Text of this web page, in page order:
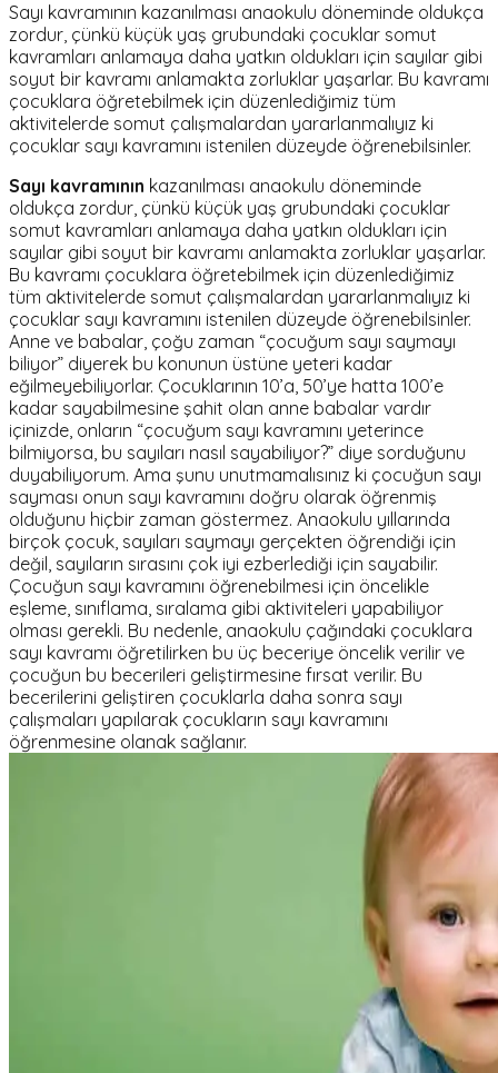
Sayı kavramının kazanılması anaokulu döneminde oldukça
zordur, çünkü küçük yaş grubundaki çocuklar somut
kavramları anlamaya daha yatkın oldukları için sayılar gibi
soyut bir kavramı anlamakta zorluklar yaşarlar. Bu kavramı
çocuklara öğretebilmek için düzenlediğimiz tüm
aktivitelerde somut çalışmalardan yararlanmalıyız ki
çocuklar sayı kavramını istenilen düzeyde öğrenebilsinler.
Sayı kavramının kazanılması anaokulu döneminde
oldukça zordur, çünkü küçük yaş grubundaki çocuklar
somut kavramları anlamaya daha yatkın oldukları için
sayılar gibi soyut bir kavramı anlamakta zorluklar yaşarlar.
Bu kavramı çocuklara öğretebilmek için düzenlediğimiz
tüm aktivitelerde somut çalışmalardan yararlanmalıyız ki
çocuklar sayı kavramını istenilen düzeyde öğrenebilsinler.
Anne ve babalar, çoğu zaman “çocuğum sayı saymayı
biliyor” diyerek bu konunun üstüne yeteri kadar
eğilmeyebiliyorlar. Çocuklarının 10’a, 50’ye hatta 100’e
kadar sayabilmesine şahit olan anne babalar vardır
içinizde, onların “çocuğum sayı kavramını yeterince
bilmiyorsa, bu sayıları nasıl sayabiliyor?” diye sorduğunu
duyabiliyorum. Ama şunu unutmamalısınız ki çocuğun sayı
sayması onun sayı kavramını doğru olarak öğrenmiş
olduğunu hiçbir zaman göstermez. Anaokulu yıllarında
birçok çocuk, sayıları saymayı gerçekten öğrendiği için
değil, sayıların sırasını çok iyi ezberlediği için sayabilir.
Çocuğun sayı kavramını öğrenebilmesi için öncelikle
eşleme, sınıflama, sıralama gibi aktiviteleri yapabiliyor
olması gerekli. Bu nedenle, anaokulu çağındaki çocuklara
sayı kavramı öğretilirken bu üç beceriye öncelik verilir ve
çocuğun bu becerileri geliştirmesine fırsat verilir. Bu
becerilerini geliştiren çocuklarla daha sonra sayı
çalışmaları yapılarak çocukların sayı kavramını
öğrenmesine olanak sağlanır.